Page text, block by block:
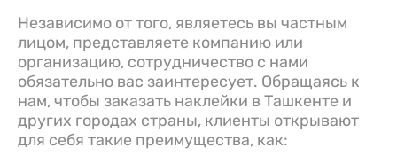
Независимо от того, являетесь вы частным
лицом, представляете компанию или
организацию, сотрудничество с нами
обязательно вас заинтересует. Обращаясь к
нам, чтобы заказать наклейки в Ташкенте и
других городах страны, клиенты открывают
для себя такие преимущества, как: